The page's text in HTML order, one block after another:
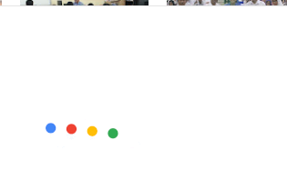
15 Dosen dan 11